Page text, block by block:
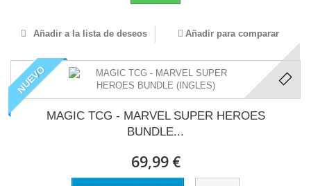
Añadir a la lista de deseos Añadir para comparar
NUEVO
MAGIC TCG - MARVEL SUPER HEROES
BUNDLE...
69,99 €